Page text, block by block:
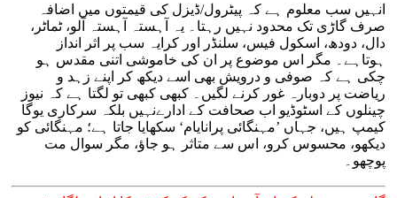
انہیں سب معلوم ہے کہ پیٹرول/ڈیزل کی قیمتوں میں اضافہ
صرف گاڑی تک محدود نہیں رہتا۔ یہ آہستہ آہستہ آلو، ٹماٹر،
دال، دودھ، اسکول فیس، سلنڈر اور کرایہ سب پر اثر انداز
ہوتاہے۔ مگر اس موضوع پر ان کی خاموشی اتنی مقدس ہو
چکی ہے کہ صوفی و درویش بھی اسے دیکھ کر اپنے زہد و
ریاضت پر دوبارہ غور کرنے لگیں۔ کبھی کبھی تو لگتا ہے کہ نیوز
چینلوں کے اسٹوڈیو اب صحافت کے ادارےنہیں بلکہ سرکاری یوگا
کیمپ ہیں، جہاں ’مہنگائی پرانایام‘ سکھایا جاتا ہے؛ مہنگائی کو
دیکھو، محسوس کرو، اس سے متاثر ہو جاؤ، مگر سوال مت
پوچھو۔